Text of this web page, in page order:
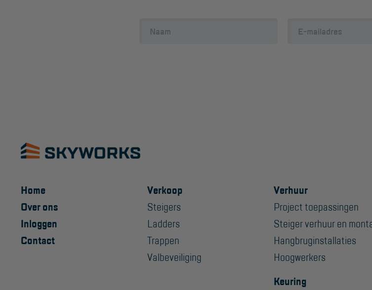
Home
Over ons
Inloggen
Contact
Verkoop
Steigers
Ladders
Trappen
Valbeveiliging
Verhuur
Project toepassingen
Steiger verhuur en
Hangbruginstallaties
Hoogwerkers
Keuring